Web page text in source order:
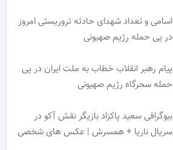
اسامی و تعداد شهدای حادثه تروریستی امروز
در پی حمله رژیم صهیونی
پیام رهبر انقلاب خطاب به ملت ایران در پی
حمله سحرگاه رژیم صهیونی
بیوگرافی سعید پاکزاد بازیگر نقش آکو در
سریال ناریا + همسرش | عکس های شخصی